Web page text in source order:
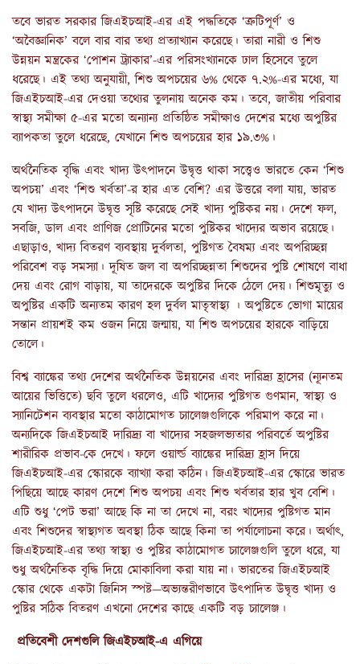
তবে ভারত সরকার জিএইচআই-এর এই পদ্ধতিকে ‘ত্রুটিপূর্ণ’ ও
‘অবৈজ্ঞানিক’ বলে বার বার তথ্য প্রত্যাখ্যান করেছে। তারা নারী ও শিশু
উন্নয়ন মন্ত্রকের ‘পোশন ট্র্যাকার’-এর পরিসংখ্যানকে ঢাল হিসেবে তুলে
ধরেছে। এই তথ্য অনুযায়ী, শিশু অপচয়ের ৬% থেকে ৭.২%-এর মধ্যে, যা
জিএইচআই-এর দেওয়া তথ্যের তুলনায় অনেক কম। তবে, জাতীয় পরিবার
স্বাস্থ্য সমীক্ষা ৫-এর মতো অন্যান্য প্রতিষ্ঠিত সমীক্ষাও দেশের মধ্যে অপুষ্টির
ব্যাপকতা তুলে ধরেছে, যেখানে শিশু অপচয়ের হার ১৯.৩%।
অর্থনৈতিক বৃদ্ধি এবং খাদ্য উৎপাদনে উদ্বৃত্ত থাকা সত্ত্বেও ভারতে কেন ‘শিশু
অপচয়’ এবং ‘শিশু খর্বতা’-র হার এত বেশি? এর উত্তরে বলা যায়, ভারত
যে খাদ্য উৎপাদনে উদ্বৃত্ত সৃষ্টি করেছে সেই খাদ্য পুষ্টিকর নয়। দেশে ফল,
সবজি, ডাল এবং প্রাণিজ প্রোটিনের মতো পুষ্টিকর খাদ্যের অভাব রয়েছে।
এছাড়াও, খাদ্য বিতরণ ব্যবস্থায় দুর্বলতা, পুষ্টিগত বৈষম্য এবং অপরিচ্ছন্ন
পরিবেশ বড় সমস্যা। দূষিত জল বা অপরিচ্ছন্নতা শিশুদের পুষ্টি শোষণে বাধা
দেয় এবং রোগ বাড়ায়, যা তাদেরকে অপুষ্টির দিকে ঠেলে দেয়। শিশুমৃত্যু ও
অপুষ্টির একটি অন্যতম কারণ হল দুর্বল মাতৃস্বাস্থ্য । অপুষ্টিতে ভোগা মায়ের
সন্তান প্রায়শই কম ওজন নিয়ে জন্মায়, যা শিশু অপচয়ের হারকে বাড়িয়ে
তোলে।
বিশ্ব ব্যাঙ্কের তথ্য দেশের অর্থনৈতিক উন্নয়নের এবং দারিদ্র্য হ্রাসের (ন্যূনতম
আয়ের ভিত্তিতে) ছবি তুলে ধরলেও, এটি খাদ্যের পুষ্টিগত গুণমান, স্বাস্থ্য ও
স্যানিটেশন ব্যবস্থার মতো কাঠামোগত চ্যালেঞ্জগুলিকে পরিমাপ করে না।
অন্যদিকে জিএইচআই দারিদ্র্য বা খাদ্যের সহজলভ্যতার পরিবর্তে অপুষ্টির
শারীরিক প্রভাব-কে দেখে। ফলে ওয়ার্ল্ড ব্যাঙ্কের দারিদ্র্য হ্রাস দিয়ে
জিএইচআই-এর স্কোরকে ব্যাখ্যা করা কঠিন। জিএইচআই-এর স্কোরে ভারত
পিছিয়ে আছে কারণ দেশে শিশু অপচয় এবং শিশু খর্বতার হার খুব বেশি।
এটি শুধু ‘পেট ভরা’ আছে কি না তা দেখে না, বরং খাদ্যের পুষ্টিগত মান
এবং শিশুদের স্বাস্থ্যগত অবস্থা ঠিক আছে কিনা তা পর্যালোচনা করে। অর্থাৎ,
জিএইচআই-এর তথ্য স্বাস্থ্য ও পুষ্টির কাঠামোগত চ্যালেঞ্জগুলি তুলে ধরে, যা
শুধু অর্থনৈতিক বৃদ্ধি দিয়ে মোকাবিলা করা যায় না। ভারতের জিএইচআই
স্কোর থেকে একটা জিনিস স্পষ্ট—অভ্যন্তরীণভাবে উৎপাদিত উদ্বৃত্ত খাদ্য ও
পুষ্টির সঠিক বিতরণ এখনো দেশের কাছে একটি বড় চ্যালেঞ্জ।
প্রতিবেশী দেশগুলি জিএইচআই-এ এগিয়ে